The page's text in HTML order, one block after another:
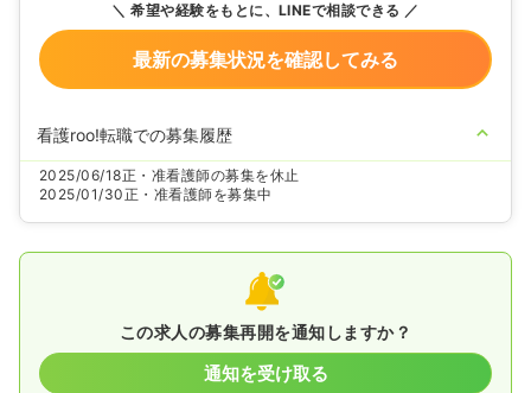
希望や経験をもとに、LINEで相談できる
最新の募集状況を確認してみる
看護roo!転職での募集履歴
2025/06/18正・准看護師の募集を休止
2025/01/30正・准看護師を募集中
この求人の募集再開を通知しますか？
通知を受け取る